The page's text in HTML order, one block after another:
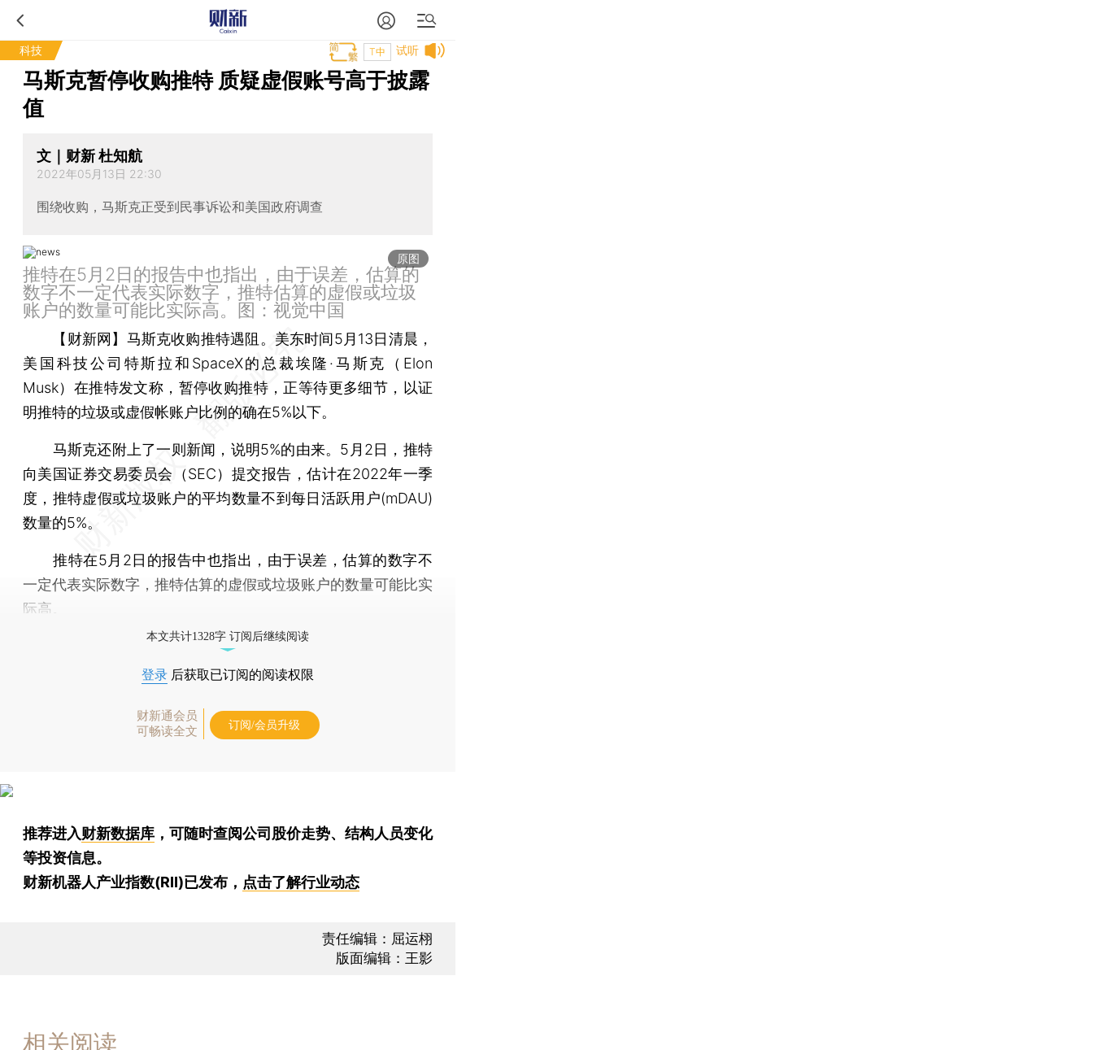
科技 试听
T中
马斯克暂停收购推特 质疑虚假账号高于披露
值
文｜财新 杜知航
2022年05月13日 22:30
围绕收购，马斯克正受到民事诉讼和美国政府调查
原图
推特在5月2日的报告中也指出，由于误差，估算的
数字不一定代表实际数字，推特估算的虚假或垃圾
账户的数量可能比实际高。图：视觉中国
【财新网】 马斯克收购推特遇阻。美东时间5月13日清晨，
美国科技公司特斯拉和SpaceX的总裁埃隆·马斯克（Elon
Musk）在推特发文称，暂停收购推特，正等待更多细节，以证
明推特的垃圾或虚假帐账户比例的确在5%以下。
马斯克还附上了一则新闻，说明5%的由来。5月2日，推特
向美国证券交易委员会（SEC）提交报告，估计在2022年一季
度，推特虚假或垃圾账户的平均数量不到每日活跃用户(mDAU)
数量的5%。
推特在5月2日的报告中也指出，由于误差，估算的数字不
一定代表实际数字，推特估算的虚假或垃圾账户的数量可能比实
际高。
本文共计1328字 订阅后继续阅读
登录 后获取已订阅的阅读权限
财新通会员
可畅读全文
订阅/会员升级
推荐进入财新数据库 ，可随时查阅公司股价走势、结构人员变化
等投资信息。
财新机器人产业指数(RII)已发布， 点击了解行业动态
责任编辑：屈运栩
版面编辑：王影
相关阅读